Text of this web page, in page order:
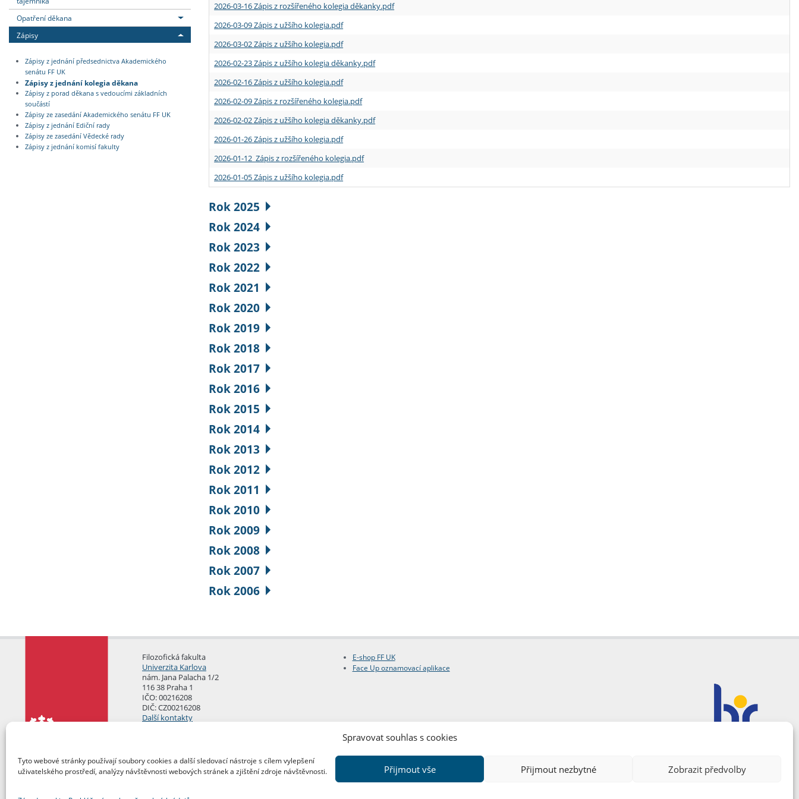
Spravovat souhlas s cookies
Tyto webové stránky používají soubory cookies a další sledovací nástroje s cílem vylepšení
uživatelského prostředí, analýzy návštěvnosti webových stránek a zjištění zdroje návštěvnosti.
Přijmout vše Přijmout nezbytné Zobrazit předvolby
Opatření děkana
Zápisy
Zápisy z jednání předsednictva Akademického
senátu FF UK
Zápisy z jednání kolegia děkana
Zápisy z porad děkana s vedoucími základních
součástí
Zápisy ze zasedání Akademického senátu FF UK
Zápisy z jednání Ediční rady
Zápisy ze zasedání Vědecké rady
Zápisy z jednání komisí fakulty
2026-03-16 Zápis z rozšířeného kolegia děkanky.pdf
2026-03-09 Zápis z užšího kolegia.pdf
2026-03-02 Zápis z užšího kolegia.pdf
2026-02-23 Zápis z užšího kolegia děkanky.pdf
2026-02-16 Zápis z užšího kolegia.pdf
2026-02-09 Zápis z rozšířeného kolegia.pdf
2026-02-02 Zápis z užšího kolegia děkanky.pdf
2026-01-26 Zápis z užšího kolegia.pdf
2026-01-12 Zápis z rozšířeného kolegia.pdf
2026-01-05 Zápis z užšího kolegia.pdf
Rok 2025
Rok 2024
Rok 2023
Rok 2022
Rok 2021
Rok 2020
Rok 2019
Rok 2018
Rok 2017
Rok 2016
Rok 2015
Rok 2014
Rok 2013
Rok 2012
Rok 2011
Rok 2010
Rok 2009
Rok 2008
Rok 2007
Rok 2006
Filozofická fakulta
Univerzita Karlova
nám. Jana Palacha 1/2
116 38 Praha 1
IČO: 00216208
DIČ: CZ00216208
Další kontakty
E-shop FF UK
Face Up oznamovací aplikace